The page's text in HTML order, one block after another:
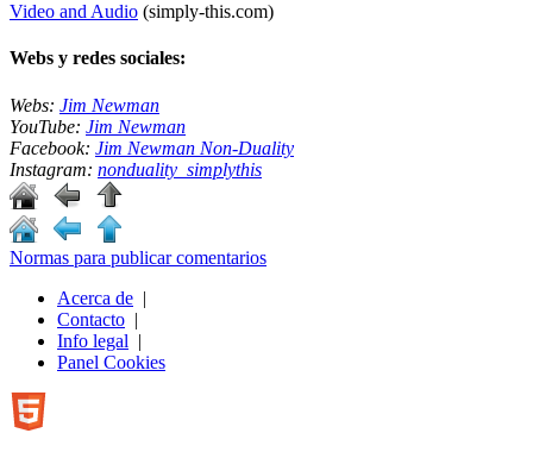
Video and Audio (simply-this.com)
Webs y redes sociales:
Webs: Jim Newman
YouTube: Jim Newman
Facebook: Jim Newman Non-Duality
Instagram: nonduality_simplythis
Normas para publicar comentarios
Acerca de |
Contacto |
Info legal |
Panel Cookies